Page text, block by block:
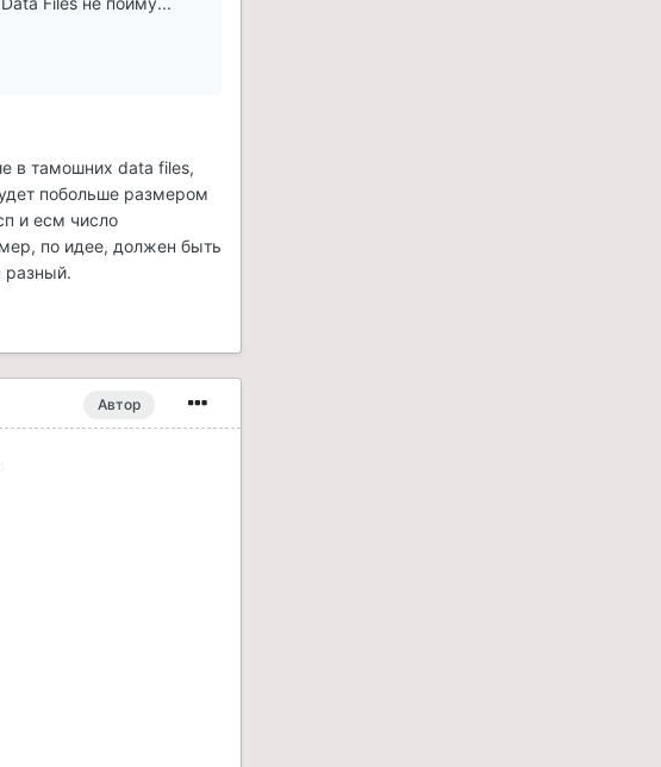
в тамошних data files,
побольше размером
и есм число
по идее, должен быть
разный.
Автор